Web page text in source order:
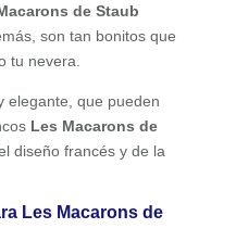
de Staub
son tan bonitos que
tu nevera.
elegante, que pueden
Les Macarons de
diseño francés y de la
Les Macarons de